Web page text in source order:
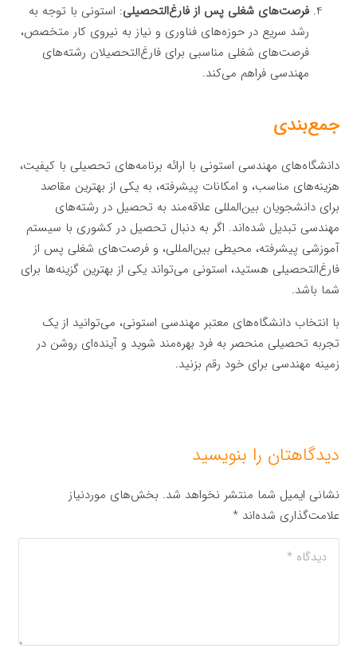
فرصت‌های شغلی پس از فارغ‌التحصیلی: استونی با توجه به
رشد سریع در حوزه‌های فناوری و نیاز به نیروی کار متخصص،
فرصت‌های شغلی مناسبی برای فارغ‌التحصیلان رشته‌های
مهندسی فراهم می‌کند.
جمع‌بندی
دانشگاه‌های مهندسی استونی با ارائه برنامه‌های تحصیلی با کیفیت،
هزینه‌های مناسب، و امکانات پیشرفته، به یکی از بهترین مقاصد
برای دانشجویان بین‌المللی علاقه‌مند به تحصیل در رشته‌های
مهندسی تبدیل شده‌اند. اگر به دنبال تحصیل در کشوری با سیستم
آموزشی پیشرفته، محیطی بین‌المللی، و فرصت‌های شغلی پس از
فارغ‌التحصیلی هستید، استونی می‌تواند یکی از بهترین گزینه‌ها برای
شما باشد.
با انتخاب دانشگاه‌های معتبر مهندسی استونی، می‌توانید از یک
تجربه تحصیلی منحصر به فرد بهره‌مند شوید و آینده‌ای روشن در
زمینه مهندسی برای خود رقم بزنید.
دیدگاهتان را بنویسید
نشانی ایمیل شما منتشر نخواهد شد. بخش‌های موردنیاز
علامت‌گذاری شده‌اند*